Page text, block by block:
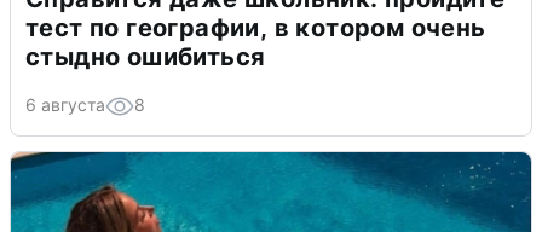
тест по географии, в котором очень
стыдно ошибиться
6 августа 8